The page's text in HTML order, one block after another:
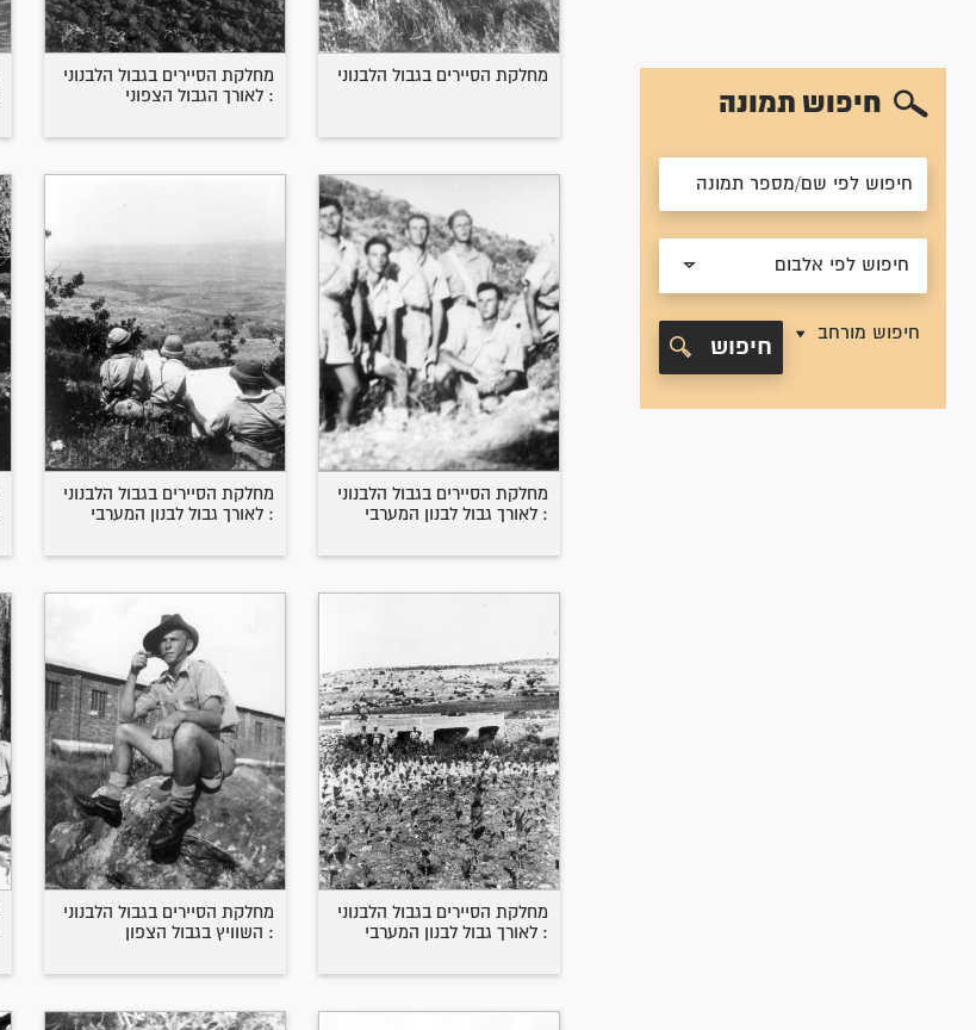
חיפוש תמונה
חיפוש לפי אלבום
חיפוש מורחב
חיפוש
מחלקת הסיירים בגבול הלבנוני
מחלקת הסיירים בגבול הלבנוני
: לאורך הגבול הצפוני
מחלקת הסיירים בגבול הלבנוני
: לאורך גבול לבנון המערבי
מחלקת הסיירים בגבול הלבנוני
: לאורך גבול לבנון המערבי
מחלקת הסיירים בגבול הלבנוני
: לאורך גבול לבנון המערבי
מחלקת הסיירים בגבול הלבנוני
: השוויץ בגבול הצפון